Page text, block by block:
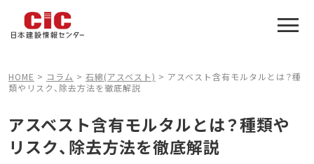
HOME > コラム > 石綿(アスベスト) > アスベスト含有モルタルとは？種
類やリスク、除去方法を徹底解説
アスベスト含有モルタルとは？種類や
リスク、除去方法を徹底解説